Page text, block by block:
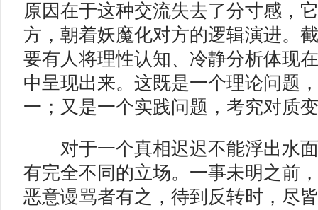
原因在于这种交流失去了分寸感，
方，朝着妖魔化对方的逻辑演进。
要有人将理性认知、冷静分析体现
中呈现出来。这既是一个理论问题
一；又是一个实践问题，考究对质
对于一个真相迟迟不能浮出水面
有完全不同的立场。一事未明之前
恶意谩骂者有之，待到反转时，尽